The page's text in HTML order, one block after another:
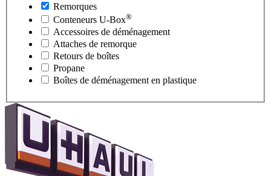
Remorques
Conteneurs U-Box®
Accessoires de déménagement
Attaches de remorque
Retours de boîtes
Propane
Boîtes de déménagement en plastique